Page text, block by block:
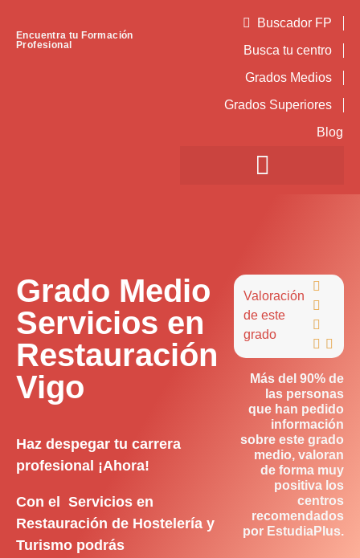
Encuentra tu Formación
Profesional
Buscador FP
Busca tu centro
Grados Medios
Grados Superiores
Blog
Grado Medio
Servicios en
Restauración
Vigo
Haz despegar tu carrera
profesional ¡Ahora!
Con el Servicios en
Restauración de Hostelería y
Turismo podrás
Valoración
de este
grado



 
Más del 90% de
las personas
que han pedido
información
sobre este grado
medio, valoran
de forma muy
positiva los
centros
recomendados
por EstudiaPlus.